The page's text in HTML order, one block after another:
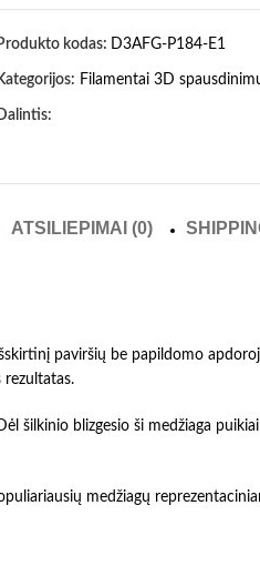
kodas: D3AFG-P184-E1
Filamentai 3D
ATSILIEPIMAI (0)
paviršių be papildomo
rezultatas.
šilkinio blizgesio ši medžiaga
medžiagų